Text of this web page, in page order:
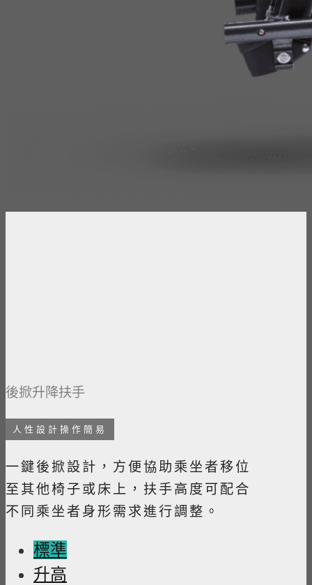
後掀升降扶手
人性設計操作簡易
一鍵後掀設計，方便協助乘坐者移位
至其他椅子或床上，扶手高度可配合
不同乘坐者身形需求進行調整。
標準
升高